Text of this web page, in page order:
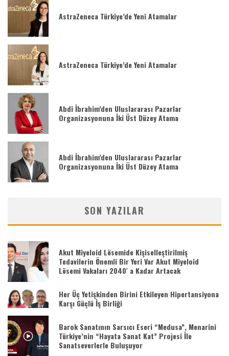
AstraZeneca Türkiye’de Yeni Atamalar
AstraZeneca Türkiye’de Yeni Atamalar
Abdi İbrahim’den Uluslararası Pazarlar
Organizasyonuna İki Üst Düzey Atama
Abdi İbrahim’den Uluslararası Pazarlar
Organizasyonuna İki Üst Düzey Atama
SON YAZILAR
Akut Miyeloid Lösemide Kişiselleştirilmiş
Tedavilerin Önemli Bir Yeri Var Akut Miyeloid
Lösemi Vakaları 2040′ a Kadar Artacak
Her Üç Yetişkinden Birini Etkileyen Hipertansiyona
Karşı Güçlü İş Birliği
Barok Sanatının Sarsıcı Eseri “Medusa”, Menarini
Türkiye’nin “Hayata Sanat Kat” Projesi İle
Sanatseverlerle Buluşuyor